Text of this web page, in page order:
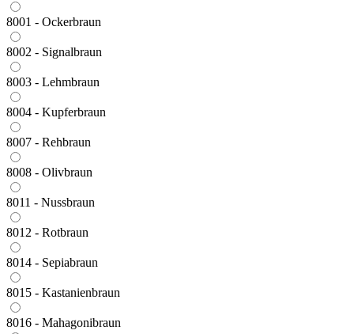
8001 - Ockerbraun
8002 - Signalbraun
8003 - Lehmbraun
8004 - Kupferbraun
8007 - Rehbraun
8008 - Olivbraun
8011 - Nussbraun
8012 - Rotbraun
8014 - Sepiabraun
8015 - Kastanienbraun
8016 - Mahagonibraun